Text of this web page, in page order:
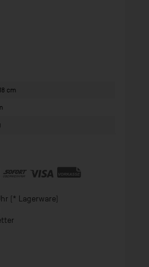
cm
(* Lagerware)